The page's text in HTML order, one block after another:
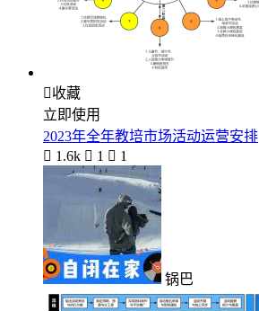
收藏
立即使用
2023年全年教培市场活动运营安排
 1.6k  1  1
锅巴